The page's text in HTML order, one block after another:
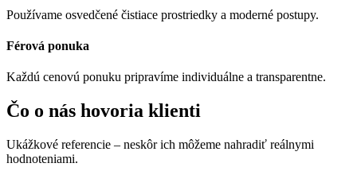
Používame osvedčené čistiace prostriedky a moderné postupy.
Férová ponuka
Každú cenovú ponuku pripravíme individuálne a transparentne.
Čo o nás hovoria klienti
Ukážkové referencie – neskôr ich môžeme nahradiť reálnymi
hodnoteniami.